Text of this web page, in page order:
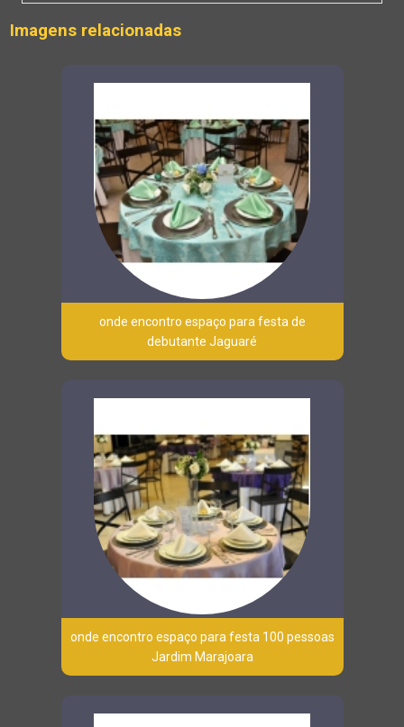
Imagens relacionadas
onde encontro espaço para festa de
debutante Jaguaré
onde encontro espaço para festa 100 pessoas
Jardim Marajoara